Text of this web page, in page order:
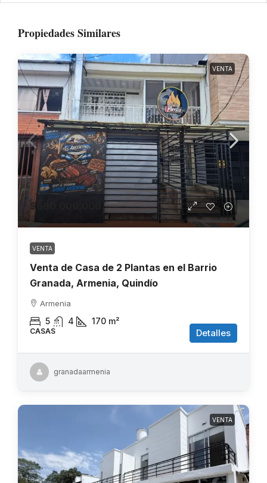
Propiedades Similares
VENTA
$680.000.000
VENTA
Venta de Casa de 2 Plantas en el Barrio
Granada, Armenia, Quindío
Armenia
5 4 170 m²
CASAS Detalles
granadaarmenia
VENTA